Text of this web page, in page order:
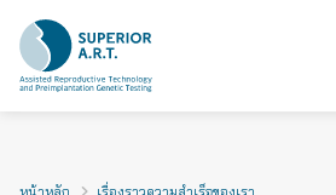
content
หน้าหลัก เรื่องราวความสำเร็จของเรา